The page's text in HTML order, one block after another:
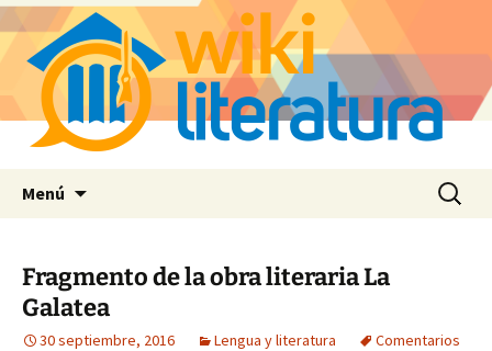
Menú Buscar:
Fragmento de la obra literaria La
Galatea
30 septiembre, 2016 Lengua y literatura
Comentarios